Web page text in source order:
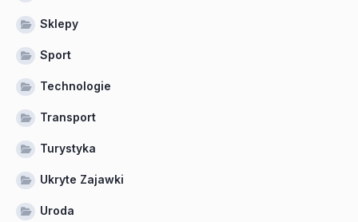
Sklepy
Sport
Technologie
Transport
Turystyka
Ukryte Zajawki
Uroda